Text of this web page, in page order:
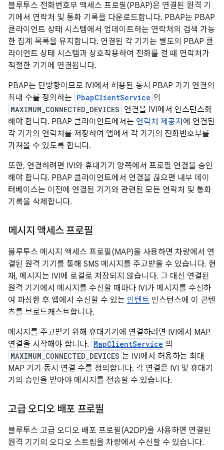
블루투스 전화번호부 액세스 프로필(PBAP)은 연결된 원격 기
기에서 연락처 및 통화 기록을 다운로드합니다. PBAP는 PBAP
클라이언트 상태 시스템에서 업데이트하는 연락처의 검색 가능
한 집계 목록을 유지합니다. 연결된 각 기기는 별도의 PBAP 클
라이언트 상태 시스템과 상호작용하여 전화를 걸 때 연락처가
적절한 기기에 연결됩니다.
PBAP는 단방향이므로 IVI에서 허용된 동시 PBAP 기기 연결의
최대 수를 정의하는 PbapClientService 의
MAXIMUM_CONNECTED_DEVICES 연결을 IVI에서 인스턴스화
해야 합니다. PBAP 클라이언트에서는 연락처 제공자에 연결된
각 기기의 연락처를 저장하여 앱에서 각 기기의 전화번호부를
가져올 수 있도록 합니다.
또한, 연결하려면 IVI와 휴대기기 양쪽에서 프로필 연결을 승인
해야 합니다. PBAP 클라이언트에서 연결을 끊으면 내부 데이
터베이스는 이전에 연결된 기기와 관련된 모든 연락처 및 통화
기록을 삭제합니다.
메시지 액세스 프로필
블루투스 메시지 액세스 프로필(MAP)을 사용하면 차량에서 연
결된 원격 기기를 통해 SMS 메시지를 주고받을 수 있습니다. 현
재, 메시지는 IVI에 로컬로 저장되지 않습니다. 그 대신 연결된
원격 기기에서 메시지를 수신할 때마다 IVI가 메시지를 수신하
여 파싱한 후 앱에서 수신할 수 있는 인텐트 인스턴스에 이 콘텐
츠를 브로드캐스트합니다.
메시지를 주고받기 위해 휴대기기에 연결하려면 IVI에서 MAP
연결을 시작해야 합니다. MapClientService 의
MAXIMUM_CONNECTED_DEVICES 는 IVI에서 허용하는 최대
MAP 기기 동시 연결 수를 정의합니다. 각 연결은 IVI 및 휴대기
기의 승인을 받아야 메시지를 전송할 수 있습니다.
고급 오디오 배포 프로필
블루투스 고급 오디오 배포 프로필(A2DP)을 사용하면 연결된
원격 기기의 오디오 스트림을 차량에서 수신할 수 있습니다.